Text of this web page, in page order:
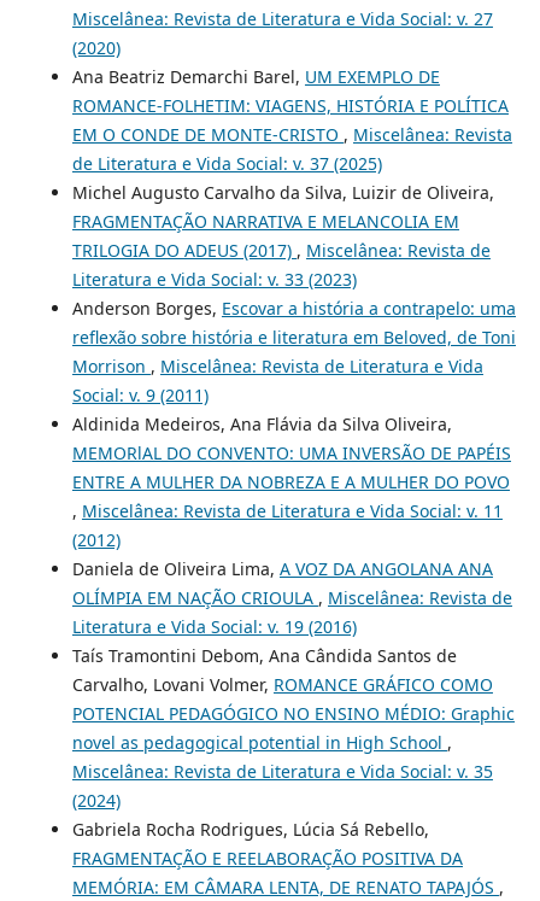
Miscelânea: Revista de Literatura e Vida Social: v. 27
(2020)
Ana Beatriz Demarchi Barel, UM EXEMPLO DE
ROMANCE-FOLHETIM: VIAGENS, HISTÓRIA E POLÍTICA
EM O CONDE DE MONTE-CRISTO , Miscelânea: Revista
de Literatura e Vida Social: v. 37 (2025)
Michel Augusto Carvalho da Silva, Luizir de Oliveira,
FRAGMENTAÇÃO NARRATIVA E MELANCOLIA EM
TRILOGIA DO ADEUS (2017) , Miscelânea: Revista de
Literatura e Vida Social: v. 33 (2023)
Anderson Borges, Escovar a história a contrapelo: uma
reflexão sobre história e literatura em Beloved, de Toni
Morrison , Miscelânea: Revista de Literatura e Vida
Social: v. 9 (2011)
Aldinida Medeiros, Ana Flávia da Silva Oliveira,
MEMORlAL DO CONVENTO: UMA INVERSÃO DE PAPÉIS
ENTRE A MULHER DA NOBREZA E A MULHER DO POVO
, Miscelânea: Revista de Literatura e Vida Social: v. 11
(2012)
Daniela de Oliveira Lima, A VOZ DA ANGOLANA ANA
OLÍMPIA EM NAÇÃO CRIOULA , Miscelânea: Revista de
Literatura e Vida Social: v. 19 (2016)
Taís Tramontini Debom, Ana Cândida Santos de
Carvalho, Lovani Volmer, ROMANCE GRÁFICO COMO
POTENCIAL PEDAGÓGICO NO ENSINO MÉDIO: Graphic
novel as pedagogical potential in High School ,
Miscelânea: Revista de Literatura e Vida Social: v. 35
(2024)
Gabriela Rocha Rodrigues, Lúcia Sá Rebello,
FRAGMENTAÇÃO E REELABORAÇÃO POSITIVA DA
MEMÓRIA: EM CÂMARA LENTA, DE RENATO TAPAJÓS ,